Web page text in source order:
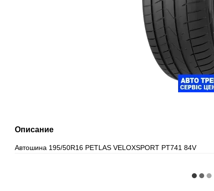
Описание
Автошина 195/50R16 PETLAS VELOXSPORT PT741 84V